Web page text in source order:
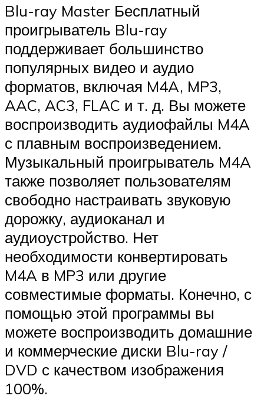
Blu-ray Master Бесплатный
проигрыватель Blu-ray
поддерживает большинство
популярных видео и аудио
форматов, включая M4A, MP3,
AAC, AC3, FLAC и т. д. Вы можете
воспроизводить аудиофайлы M4A
с плавным воспроизведением.
Музыкальный проигрыватель M4A
также позволяет пользователям
свободно настраивать звуковую
дорожку, аудиоканал и
аудиоустройство. Нет
необходимости конвертировать
M4A в MP3 или другие
совместимые форматы. Конечно, с
помощью этой программы вы
можете воспроизводить домашние
и коммерческие диски Blu-ray /
DVD с качеством изображения
100%.